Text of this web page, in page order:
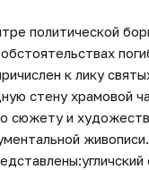
политической
к лику
стену храмовой
сюжету и